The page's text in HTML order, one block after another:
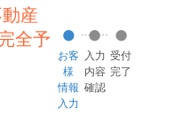
産
全予
お客
様
情報
入力
入力
内容
確認
受付
完了